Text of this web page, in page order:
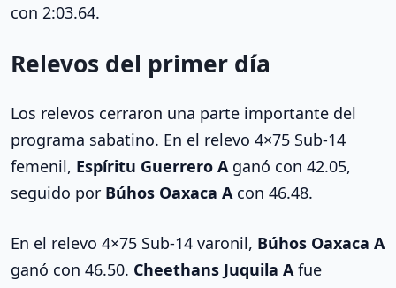
con 2:03.64.
Relevos del primer día
Los relevos cerraron una parte importante del
programa sabatino. En el relevo 4×75 Sub-14
femenil, Espíritu Guerrero A ganó con 42.05,
seguido por Búhos Oaxaca A con 46.48.
En el relevo 4×75 Sub-14 varonil, Búhos Oaxaca A
ganó con 46.50. Cheethans Juquila A fue